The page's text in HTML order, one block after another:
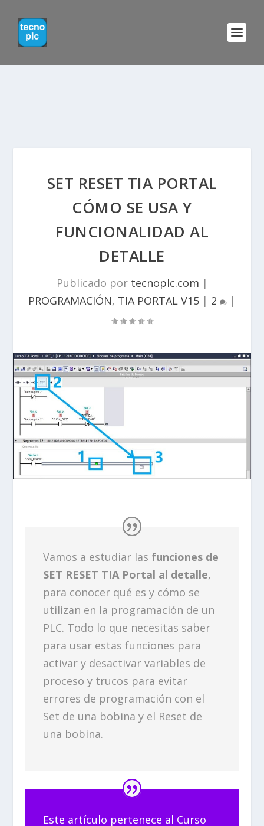
SET RESET TIA PORTAL
CÓMO SE USA Y
FUNCIONALIDAD AL
DETALLE
Publicado por tecnoplc.com |
PROGRAMACIÓN, TIA PORTAL V15 | 2 |
Vamos a estudiar las funciones de
SET RESET TIA Portal al detalle,
para conocer qué es y cómo se
utilizan en la programación de un
PLC. Todo lo que necesitas saber
para usar estas funciones para
activar y desactivar variables de
proceso y trucos para evitar
errores de programación con el
Set de una bobina y el Reset de
una bobina.
Este artículo pertenece al Curso